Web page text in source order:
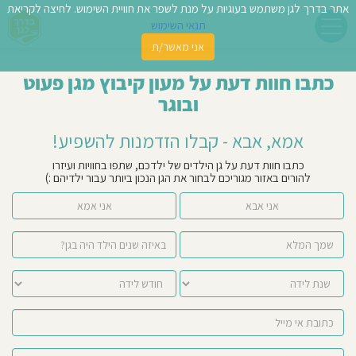
כתבו חוות דעת על מעון קיבוץ מגן פעוט
ובוגר
אמא, אבא - קבלו הזדמנות להשפיע!
כתבו חוות דעת על גן הילדים של ילדכם, שתפו בחוויות ועיזרו
להורים באזור מגוריכם לבחור את הגן הנכון ביותר עבור ילדיהם :)
אני אמא אני אבא
אתר בדרך לגן משתמש בעוגיות על מנת לשפר את חוויית השימוש. לחיצה לקריאת
תנאי השימוש
אני מאשר/ת